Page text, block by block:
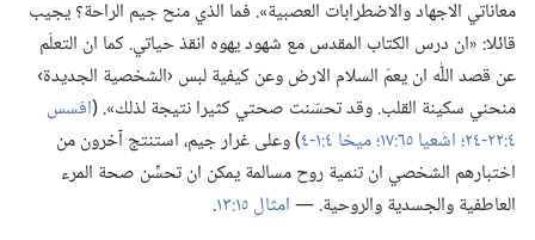
معاناتي الاجهاد والاضطرابات العصبية».‏ فما الذي منح جيم الراحة؟‏ يجيب
قائلا:‏ «ان درس الكتاب المقدس مع شهود يهوه انقذ حياتي.‏ كما ان التعلّم
عن قصد اللّٰه ان يعمّ السلام الارض وعن كيفية لبس ‹الشخصية الجديدة›
منحني سكينة القلب.‏ وقد تحسّنت صحتي كثيرا نتيجة لذلك».‏ (‏افسس
٤:‏٢٢-‏٢٤؛‏
اشعيا ٦٥:‏١٧؛‏ ميخا ٤:‏١-‏٤
‏)‏ وعلى غرار جيم،‏ استنتج آخرون من
اختبارهم الشخصي ان تنمية روح مسالمة يمكن ان تحسِّن صحة المرء
العاطفية والجسدية والروحية.‏ —‏امثال ١٥:‏١٣
‏.‏